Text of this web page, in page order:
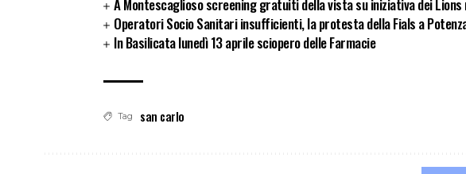
A Montescaglioso screening gratuiti della vista su iniziativa dei
Operatori Socio Sanitari insufficienti, la protesta della Fials a
In Basilicata lunedì 13 aprile sciopero delle Farmacie
Tag san carlo